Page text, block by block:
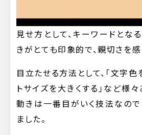
見せ方として、キーワードとな
きがとても印象的で、親切さを感
目立たせる方法として、「文字色
トサイズを大きくする」など様
動きは一番目がいく技法なの
ました。